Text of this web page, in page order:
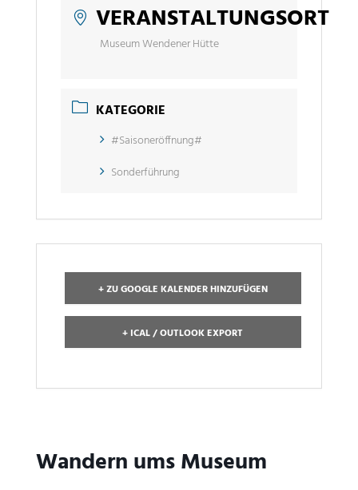
VERANSTALTUNGSORT
Museum Wendener Hütte
KATEGORIE
#Saisoneröffnung#
Sonderführung
+ ZU GOOGLE KALENDER HINZUFÜGEN
+ ICAL / OUTLOOK EXPORT
Wandern ums Museum